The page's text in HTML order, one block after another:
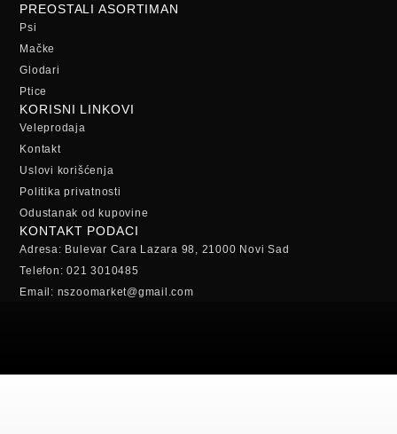
PREOSTALI ASORTIMAN
Psi
Mačke
Glodari
Ptice
KORISNI LINKOVI
Veleprodaja
Kontakt
Uslovi korišćenja
Politika privatnosti
Odustanak od kupovine
KONTAKT PODACI
Adresa: Bulevar Cara Lazara 98, 21000 Novi Sad
Telefon: 021 3010485
Email: nszoomarket@gmail.com